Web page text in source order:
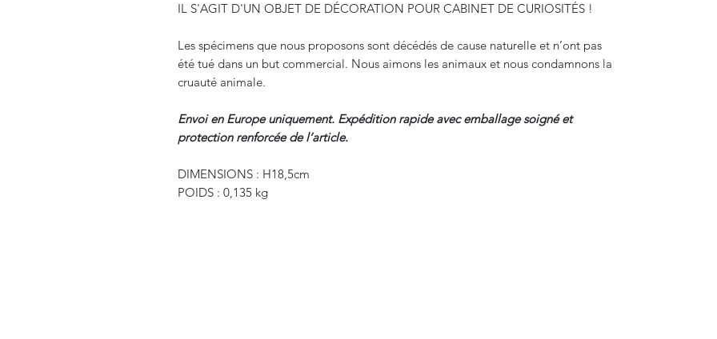
IL S'AGIT D'UN OBJET DE DÉCORATION POUR CABINET DE CURIOSITÉS !
Les spécimens que nous proposons sont décédés de cause naturelle et n’ont pas
été tué dans un but commercial. Nous aimons les animaux et nous condamnons la
cruauté animale.
Envoi en Europe uniquement. Expédition rapide avec emballage soigné et
protection renforcée de l’article.
DIMENSIONS : H18,5cm
POIDS : 0,135 kg